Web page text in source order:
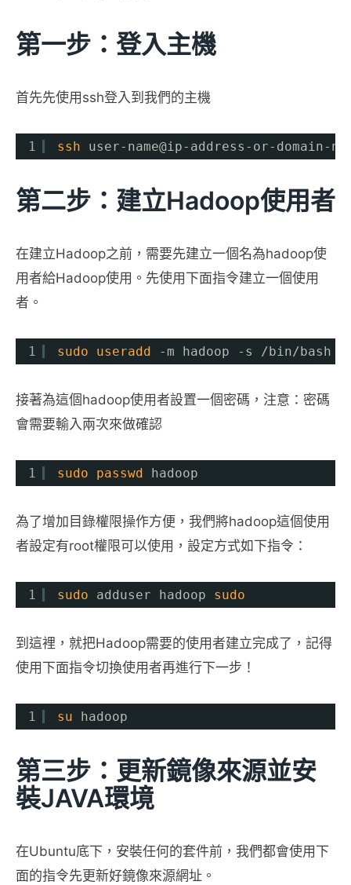
第一步：登入主機
首先先使用ssh登入到我們的主機
1 ssh user-name@ip-address-or-domain-
第二步：建立hadoop使用者
在建立Hadoop之前，需要先建立一個名為hadoop使
用者給Hadoop使用。先使用下面指令建立一個使用
者。
1 sudo useradd -m hadoop -s /bin/bash
接著為這個hadoop使用者設置一個密碼，注意：密碼
會需要輸入兩次來做確認
1 sudo passwd hadoop
為了增加目錄權限操作方便，我們將hadoop這個使用
者設定有root權限可以使用，設定方式如下指令：
1 sudo adduser hadoop sudo
到這裡，就把Hadoop需要的使用者建立完成了，記得
使用下面指令切換使用者再進行下一步！
1 su hadoop
第三步：更新鏡像來源並安
裝JAVA環境
在Ubuntu底下，安裝任何的套件前，我們都會使用下
面的指令先更新好鏡像來源網址。